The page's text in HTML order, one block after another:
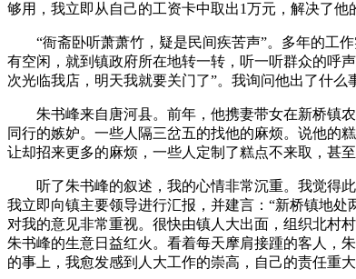
够用，我立即从自己的工资卡中取出1万元，解决了他
“衙斋卧听萧萧竹，疑是民间疾苦声”。多年的工作
有空闲，就到镇政府所在地转一转，听一听群众的呼
次光临我店，明天我就要关门了”。我询问他出了什么
朱书峰来自唐河县。前年，他携妻带女在新桥镇农
同行的嫉妒。一些人隔三岔五的找他的麻烦。说他的
让却招来更多的麻烦，一些人定制了糕点不来取，甚
听了朱书峰的叙述，我的心情非常沉重。我觉得此
我立即向镇主要领导进行汇报，并建言：“新桥镇地
对我的意见非常重视。很快由镇人大出面，组织北村
朱书峰的生意日益红火。看着每天摩肩接踵的客人，
的事上，我愈发感到人大工作的崇高，自己的责任重大